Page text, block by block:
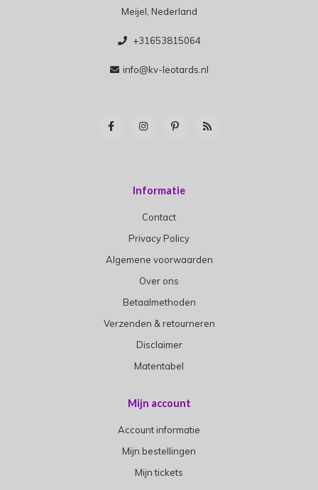
Meijel, Nederland
+31653815064
info@kv-leotards.nl
Informatie
Contact
Privacy Policy
Algemene voorwaarden
Over ons
Betaalmethoden
Verzenden & retourneren
Disclaimer
Matentabel
Mijn account
Account informatie
Mijn bestellingen
Mijn tickets